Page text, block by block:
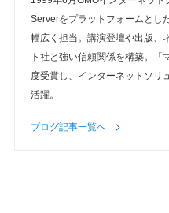
Serverをプラットフォームとし
幅広く担当。講演登壇や出版、
ト社と強い信頼関係を構築。「
度受賞し、インターネットソリ
活躍。
ブログ記事一覧へ